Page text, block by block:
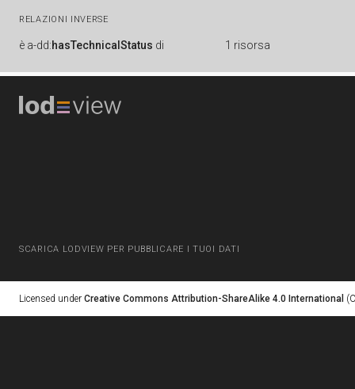
RELAZIONI INVERSE
è a-dd:hasTechnicalStatus di 1 risorsa
SCARICA LODVIEW PER PUBBLICARE I TUOI DATI
Licensed under Creative Commons Attribution-ShareAlike 4.0 International